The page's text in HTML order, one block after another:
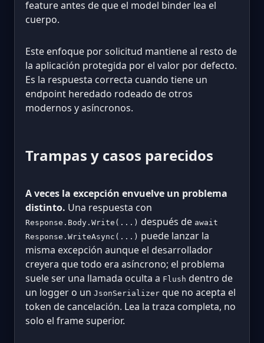
feature antes de que el model binder lea el
cuerpo.
Este enfoque por solicitud mantiene al resto de
la aplicación protegida por el valor por defecto.
Es la respuesta correcta cuando tiene un
endpoint heredado rodeado de otros
modernos y asíncronos.
Trampas y casos parecidos
A veces la excepción envuelve un problema
distinto. Una respuesta con
Response.Body.Write(...) después de await
Response.WriteAsync(...) puede lanzar la
misma excepción aunque el desarrollador
creyera que todo era asíncrono; el problema
suele ser una llamada oculta a Flush dentro de
un logger o un JsonSerializer que no acepta el
token de cancelación. Lea la traza completa, no
solo el frame superior.